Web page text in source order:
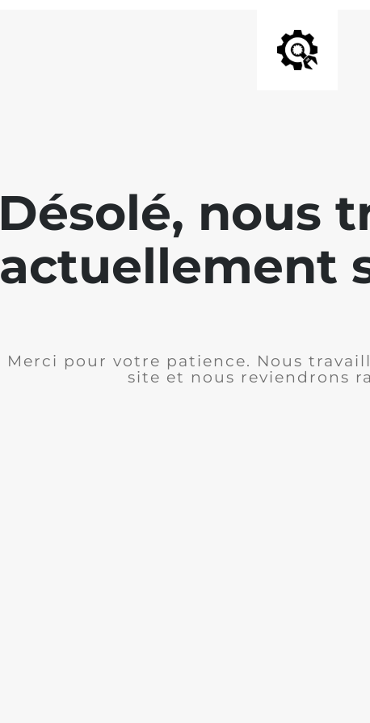
Désolé, nous
actuellement
Merci pour votre patience. Nous
site et nous reviendrons